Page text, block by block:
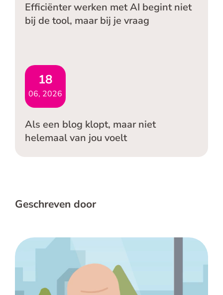
Efficiënter werken met AI begint niet
bij de tool, maar bij je vraag
18
06, 2026
Als een blog klopt, maar niet
helemaal van jou voelt
Geschreven door